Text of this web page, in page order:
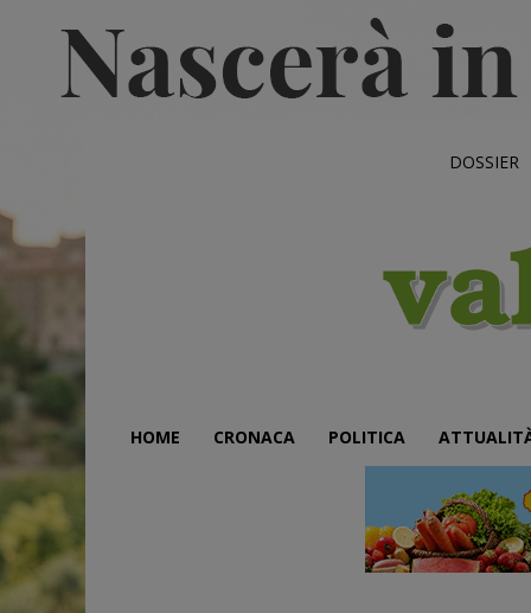
DOSSIER
HOME CRONACA POLITICA